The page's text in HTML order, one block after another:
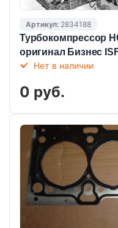
Артикул: 2834188
Турбокомпрессор
оригинал Бизнес
Нет в наличии
0 руб.